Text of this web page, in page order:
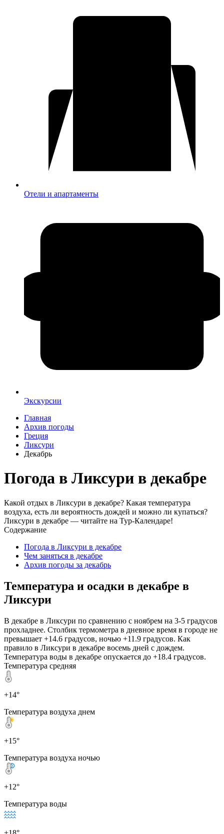
Отели и апартаменты
Экскурсии
Главная
Архив погоды
Греция
Ликсури
Декабрь
Погода в Ликсури в декабре
Какой отдых в Ликсури в декабре? Какая температура
воздуха, есть ли вероятность дождей и можно ли купаться?
Ликсури в декабре — читайте на Тур-Календаре!
Содержание
Погода в Ликсури в декабре
Чем заняться в декабре
Архив погоды за декабрь
Температура и осадки в декабре в
Ликсури
В декабре в Ликсури по сравнению с ноябрем на 3-5 градусов
прохладнее. Столбик термометра в дневное время в городе не
превышает +14.6 градусов, ночью +11.9 градусов. Как
правило в Ликсури в декабре восемь дней с дождем.
Температура воды в декабре опускается до +18.4 градусов.
Температура средняя
+14°
Температура воздуха днем
+15°
Температура воздуха ночью
+12°
Температура воды